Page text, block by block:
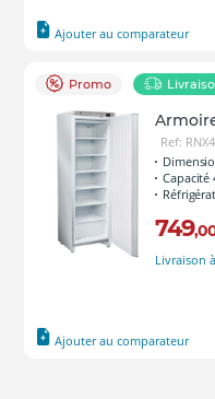
Ajouter au comparateur
Promo
Ref:
Capacité
749
Livraison
Ajouter au comparateur